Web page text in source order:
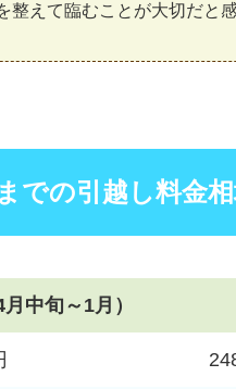
えて臨むことが大切だと感
での引越し料金
中旬～1月）